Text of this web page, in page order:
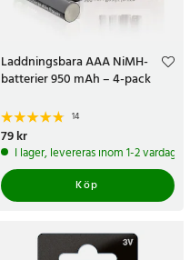
Laddningsbara AAA NiMH-
batterier 950 mAh – 4-pack
14
Pris:
79 kr
I lager, levereras inom 1-2 vardagar
Köp